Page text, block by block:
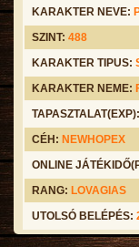
KARAKTER NEVE:
SZINT: 488
KARAKTER TIPUS:
KARAKTER NEME:
CÉH: NEWHOPEX
ONLINE
RANG: LOVAGIAS
UTOLSÓ BELÉPÉS: